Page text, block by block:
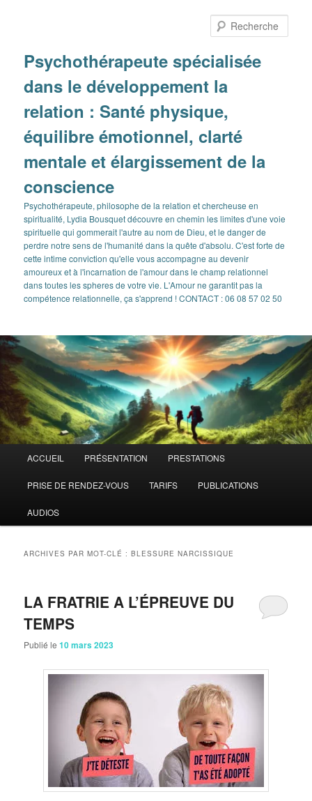
Psychothérapeute spécialisée
dans le développement la
relation : Santé physique,
équilibre émotionnel, clarté
mentale et élargissement de la
conscience
Psychothérapeute, philosophe de la relation et chercheuse en
spiritualité, Lydia Bousquet découvre en chemin les limites d'une voie
spirituelle qui gommerait l'autre au nom de Dieu, et le danger de
perdre notre sens de l'humanité dans la quête d'absolu. C'est forte de
cette intime conviction qu'elle vous accompagne au devenir
amoureux et à l'incarnation de l'amour dans le champ relationnel
dans toutes les spheres de votre vie. L'Amour ne garantit pas la
compétence relationnelle, ça s'apprend ! CONTACT : 06 08 57 02 50
principal
ACCUEIL PRÉSENTATION PRESTATIONS
PRISE DE RENDEZ-VOUS TARIFS PUBLICATIONS
AUDIOS
ARCHIVES PAR MOT-CLÉ :BLESSURE NARCISSIQUE
LA FRATRIE A L’ÉPREUVE DU
TEMPS
Publié le10 mars 2023